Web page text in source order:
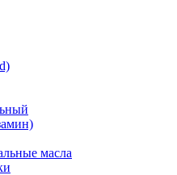
масла